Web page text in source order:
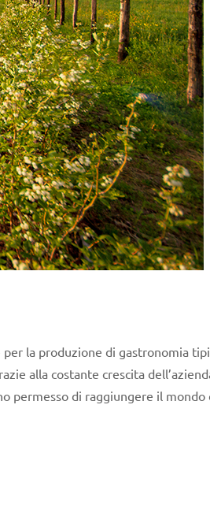
la produzione di gastronomia
alla costante crescita
permesso di raggiungere il mondo